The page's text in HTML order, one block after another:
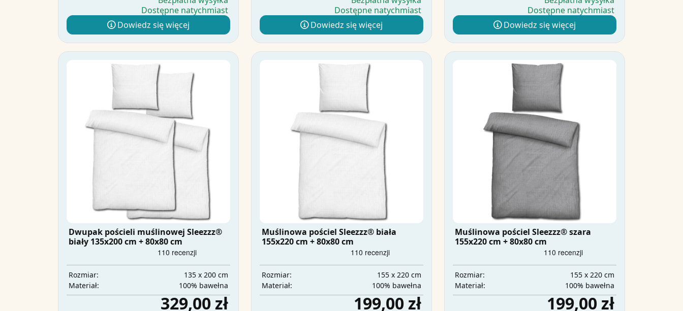
Dostępne natychmiast
Dowiedz się więcej
Dostępne natychmiast
Dowiedz się więcej
Dostępne natychmiast
Dowiedz się więcej
Dwupak pościeli muślinowej Sleezzz®
biały 135x200 cm + 80x80 cm
Rozmiar:
135 x 200 cm
Materiał:
100% bawełna
329,00 zł
Muślinowa pościel Sleezzz® biała
155x220 cm + 80x80 cm
Rozmiar:
155 x 220 cm
Materiał:
100% bawełna
199,00 zł
Muślinowa pościel Sleezzz® szara
155x220 cm + 80x80 cm
Rozmiar:
155 x 220 cm
Materiał:
100% bawełna
199,00 zł